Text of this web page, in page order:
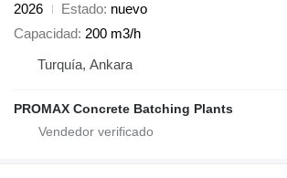
2026
Estado nuevo
Capacidad 200 m3/h
Turquía, Ankara
PROMAX Concrete Batching Plants